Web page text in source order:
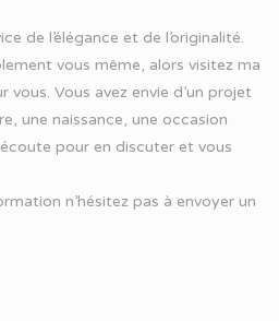
de l’élégance et de l’originalité.
vous même, alors visitez ma
Vous avez envie d’un projet
une naissance, une occasion
pour en discuter et vous
n’hésitez pas à envoyer un